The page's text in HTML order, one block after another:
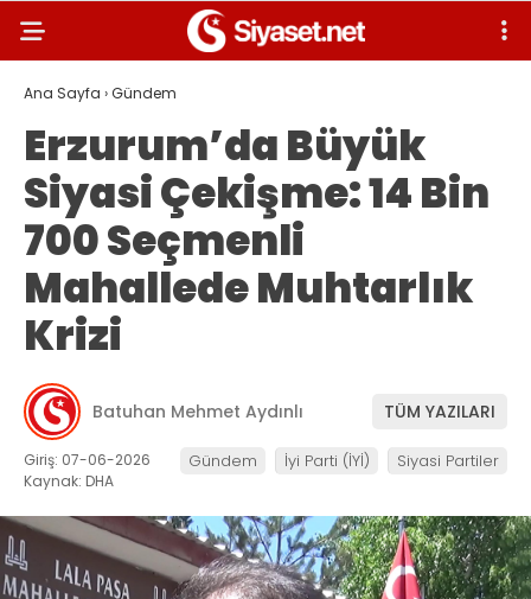
Ana Sayfa ›Gündem
Erzurum’da Büyük
Siyasi Çekişme: 14 Bin
700 Seçmenli
Mahallede Muhtarlık
Krizi
Batuhan Mehmet Aydınlı TÜM YAZILARI
Giriş: 07-06-2026
Kaynak: DHA
Gündem İyi Parti (İYİ) Siyasi Partiler